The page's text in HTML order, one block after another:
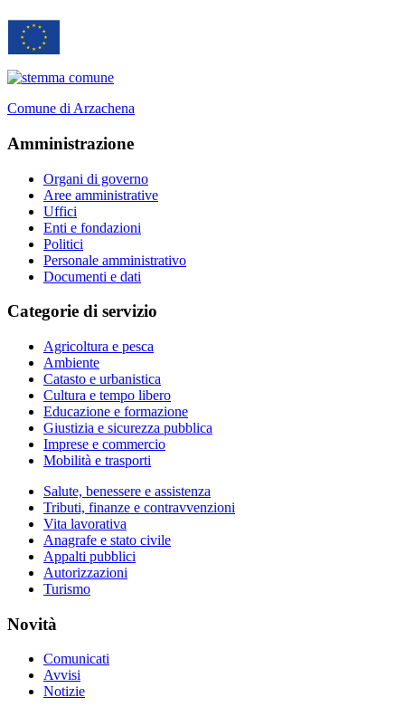
Comune di Arzachena
Amministrazione
Organi di governo
Aree amministrative
Uffici
Enti e fondazioni
Politici
Personale amministrativo
Documenti e dati
Categorie di servizio
Agricoltura e pesca
Ambiente
Catasto e urbanistica
Cultura e tempo libero
Educazione e formazione
Giustizia e sicurezza pubblica
Imprese e commercio
Mobilità e trasporti
Salute, benessere e assistenza
Tributi, finanze e contravvenzioni
Vita lavorativa
Anagrafe e stato civile
Appalti pubblici
Autorizzazioni
Turismo
Novità
Comunicati
Avvisi
Notizie